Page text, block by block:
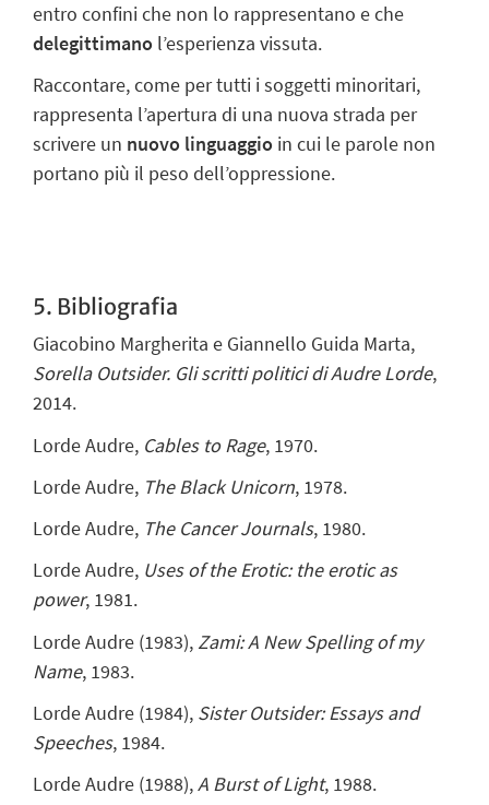
entro confini che non lo rappresentano eche
delegittimano l’esperienza vissuta.
Raccontare, come per tutti i soggetti minoritari,
rappresenta l’apertura di una nuova strada per
scrivere un nuovo linguaggio in cui le parole non
portano più il peso dell’oppressione.
5. Bibliografia
Giacobino Margherita e Giannello Guida Marta,
Sorella Outsider. Gli scritti politici di Audre Lorde,
2014.
Lorde Audre, Cables to Rage, 1970.
Lorde Audre, The Black Unicorn, 1978.
Lorde Audre, The Cancer Journals, 1980.
Lorde Audre, Uses of the Erotic: the erotic as
power, 1981.
Lorde Audre (1983), Zami: A New Spelling of my
Name, 1983.
Lorde Audre (1984), Sister Outsider: Essays and
Speeches, 1984.
Lorde Audre (1988),A Burst of Light, 1988.